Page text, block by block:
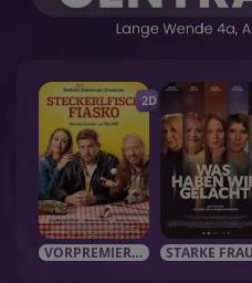
2D
VORPREMIEREN / EVENTS